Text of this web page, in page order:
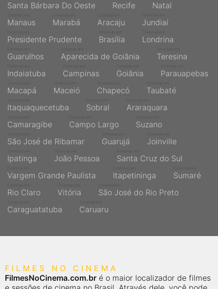
Santa Bárbara Do Oeste Recife Natal
Manaus Marabá Aracaju Jundiaí
Presidente Prudente Brasília Londrina
Guarulhos Aparecida de Goiânia Teresina
Indaiatuba Campinas Goiânia Parauapebas
Macapá Maceió Chapecó Taubaté
Itaquaquecetuba Sobral Araraquara
Camaragibe Campo Largo Suzano
São José de Ribamar Guarujá Joinville
Ipatinga João Pessoa Santa Cruz do Sul
Vargem Grande Paulista Itapetininga Sumaré
Rio Claro Vitória São José do Rio Preto
Caraguatatuba Caruaru
FILMES NO CINEMA
FilmesNoCinema.com.br é o maior localizador de filmes